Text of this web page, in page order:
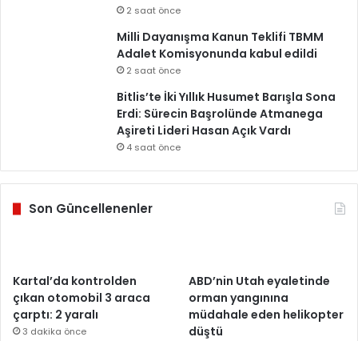
2 saat önce
Milli Dayanışma Kanun Teklifi TBMM
Adalet Komisyonunda kabul edildi
2 saat önce
Bitlis’te İki Yıllık Husumet Barışla Sona
Erdi: Sürecin Başrolünde Atmanega
Aşireti Lideri Hasan Açık Vardı
4 saat önce
Son Güncellenenler
Kartal’da kontrolden
çıkan otomobil 3 araca
çarptı: 2 yaralı
3 dakika önce
ABD’nin Utah eyaletinde
orman yangınına
müdahale eden helikopter
düştü